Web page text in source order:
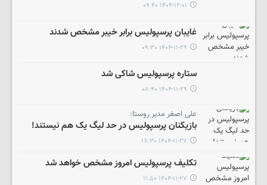
۱۴۰۴-۱۲-۰۱ ۰۹:۴۰
غایبان پرسپولیس برابر خیبر مشخص شدند
۱۴۰۴-۱۱-۲۹ ۰۹:۳۰
ستاره پرسپولیس شاکی شد
۱۴۰۴-۱۱-۲۹ ۰۸:۴۰
علی اصغر مدیر روستا:
بازیکنان پرسپولیس در حد لیگ یک هم نیستند!
۱۴۰۴-۱۱-۲۷ ۱۷:۳۰
تکلیف پرسپولیس امروز مشخص خواهد شد
۱۴۰۴-۱۱-۲۷ ۱۱:۵۰